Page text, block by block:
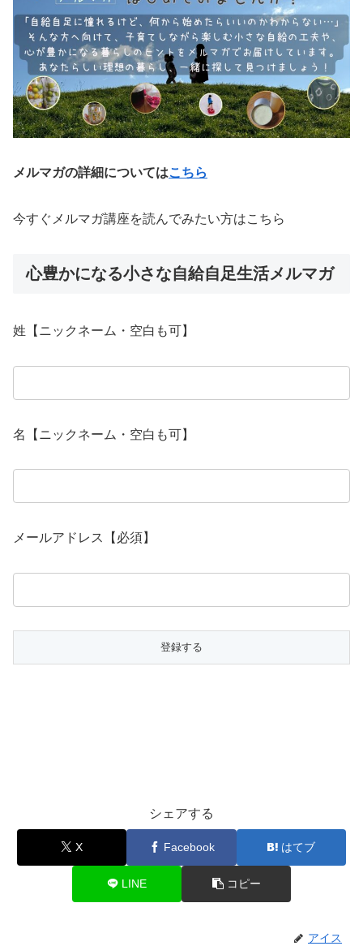
メルマガの詳細についてはこちら
今すぐメルマガ講座を読んでみたい方はこちら
心豊かになる小さな自給自足生活メルマガ
姓【ニックネーム・空白も可】
名【ニックネーム・空白も可】
メールアドレス【必須】
シェアする
X Facebook はてブ
LINE コピー
アイス